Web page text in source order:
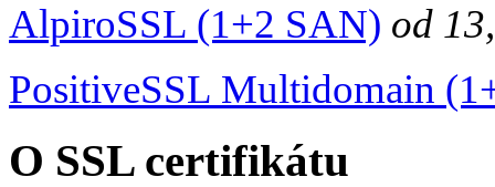
AlpiroSSL (1+2 SAN) od
PositiveSSL Multidomain
O SSL certifikátu